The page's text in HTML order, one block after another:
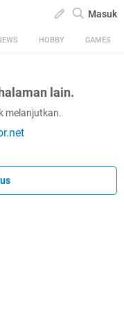
Masuk
HOBBY GAMES
lain.
melanjutkan.